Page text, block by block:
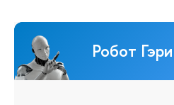
Робот